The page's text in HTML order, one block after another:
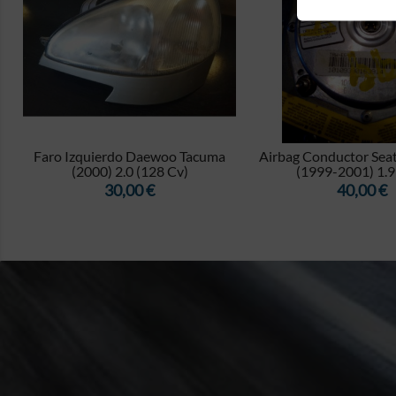
Airbag Conductor Seat Cordoba II
(1999-2001) 1.9 TDI...
Precio
40,00 €
Parasol Izquierdo
(2003-2012) 2.0
Precio
40,00 €
